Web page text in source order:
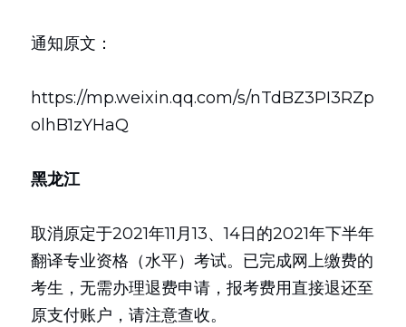
通知原文：
https://mp.weixin.qq.com/s/nTdBZ3PI3RZp
olhB1zYHaQ
黑龙江
取消原定于2021年11月13、14日的2021年下半年
翻译专业资格（水平）考试。已完成网上缴费的
考生，无需办理退费申请，报考费用直接退还至
原支付账户，请注意查收。